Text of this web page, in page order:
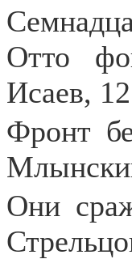
Отто
Исаев,
Фронт
Они